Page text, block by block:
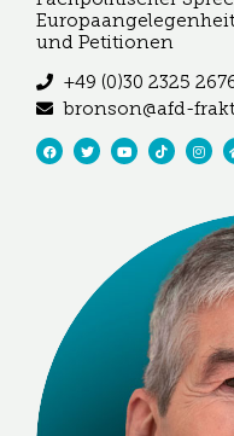
und Petitionen
+49 (0)30 2325
bronson@afd-